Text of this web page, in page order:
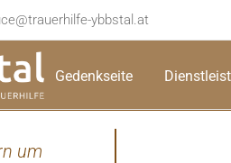
ybbstal.at
Gedenkseite
um